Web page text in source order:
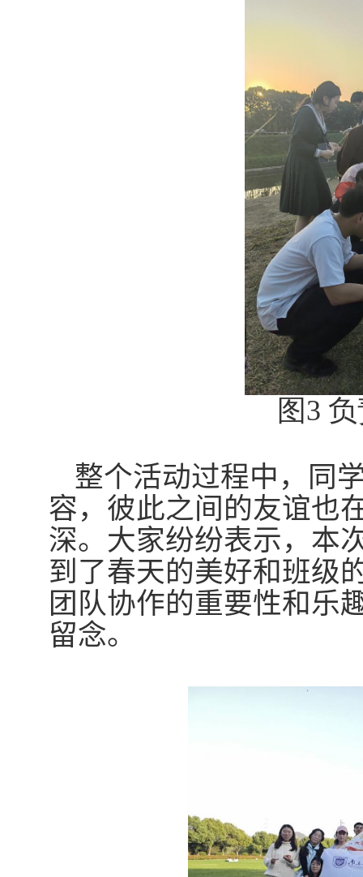
图3
整个活动过程中，同
容，彼此之间的友谊也
深。大家纷纷表示，本
到了春天的美好和班级
团队协作的重要性和乐
留念。